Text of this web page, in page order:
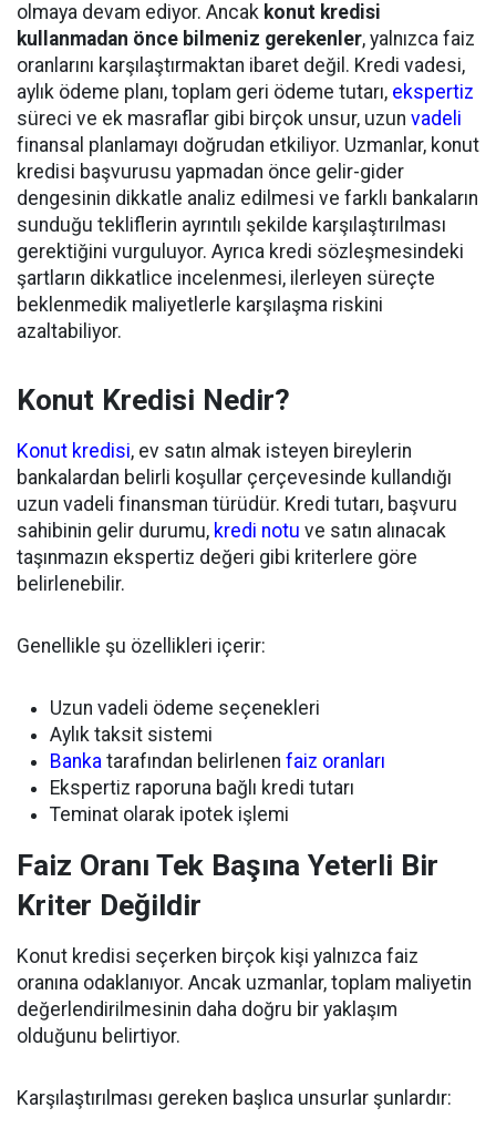
olmaya devam ediyor. Ancak konut kredisi
kullanmadan önce bilmeniz gerekenler, yalnızca faiz
oranlarını karşılaştırmaktan ibaret değil. Kredi vadesi,
aylık ödeme planı, toplam geri ödeme tutarı, ekspertiz
süreci ve ek masraflar gibi birçok unsur, uzun vadeli
finansal planlamayı doğrudan etkiliyor. Uzmanlar, konut
kredisi başvurusu yapmadan önce gelir-gider
dengesinin dikkatle analiz edilmesi ve farklı bankaların
sunduğu tekliflerin ayrıntılı şekilde karşılaştırılması
gerektiğini vurguluyor. Ayrıca kredi sözleşmesindeki
şartların dikkatlice incelenmesi, ilerleyen süreçte
beklenmedik maliyetlerle karşılaşma riskini
azaltabiliyor.
Konut Kredisi Nedir?
Konut kredisi, ev satın almak isteyen bireylerin
bankalardan belirli koşullar çerçevesinde kullandığı
uzun vadeli finansman türüdür. Kredi tutarı, başvuru
sahibinin gelir durumu, kredi notu ve satın alınacak
taşınmazın ekspertiz değeri gibi kriterlere göre
belirlenebilir.
Genellikle şu özellikleri içerir:
Uzun vadeli ödeme seçenekleri
Aylık taksit sistemi
Banka tarafından belirlenen faiz oranları
Ekspertiz raporuna bağlı kredi tutarı
Teminat olarak ipotek işlemi
Faiz Oranı Tek Başına Yeterli Bir
Kriter Değildir
Konut kredisi seçerken birçok kişi yalnızca faiz
oranına odaklanıyor. Ancak uzmanlar, toplam maliyetin
değerlendirilmesinin daha doğru bir yaklaşım
olduğunu belirtiyor.
Karşılaştırılması gereken başlıca unsurlar şunlardır: